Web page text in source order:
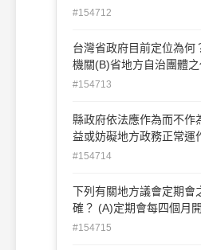
(D)三十五歲
#154712
台灣省政府目前定位為何？ (A)行政院派
機關(B)省地方自治團體之代
轄市之監督機關(D)鄉鎮市
#154713
縣政府依法應作為而不作
益或妨礙地方政務正常運
理？ (A)停止縣長職務(B)解除縣長職務 (C)
調查糾正、糾舉或彈劾
#154714
下列有關地方議會定期會
確？ (A)定期會每四個月開會一次 (B)每次
會期包括例假日或停會在
#154715